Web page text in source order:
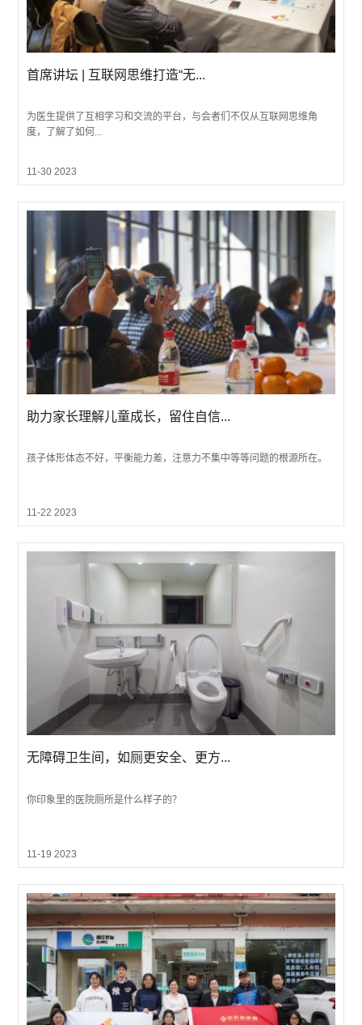
首席讲坛 | 互联网思维打造“无...
为医生提供了互相学习和交流的平台，与会者们不仅从互联网思维角
度，了解了如何...
11-30 2023
助力家长理解儿童成长，留住自信...
孩子体形体态不好，平衡能力差，注意力不集中等等问题的根源所在。
11-22 2023
无障碍卫生间，如厕更安全、更方...
你印象里的医院厕所是什么样子的？
11-19 2023